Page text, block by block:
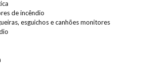
de incêndio
esguichos e canhões monitores